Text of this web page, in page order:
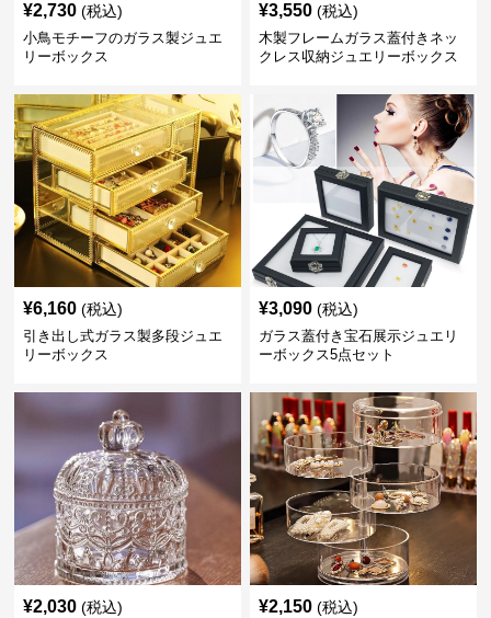
¥2,730 (税込)
小鳥モチーフのガラス製ジュエ
リーボックス
¥3,550 (税込)
木製フレームガラス蓋付きネッ
クレス収納ジュエリーボックス
¥6,160 (税込)
引き出し式ガラス製多段ジュエ
リーボックス
¥3,090 (税込)
ガラス蓋付き宝石展示ジュエリ
ーボックス5点セット
¥2,030 (税込) ¥2,150 (税込)